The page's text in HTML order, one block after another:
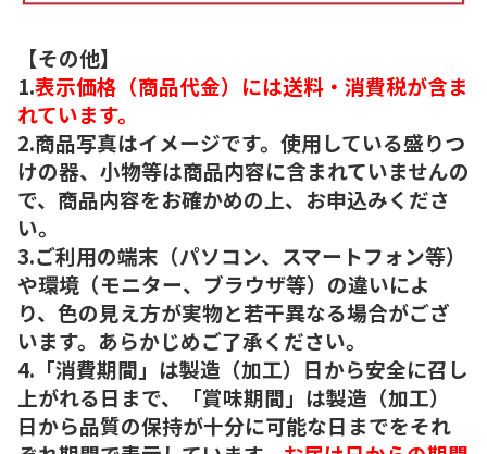
【その他】
1.表示価格（商品代金）には送料・消費税が含ま
れています。
2.商品写真はイメージです。使用している盛りつ
けの器、小物等は商品内容に含まれていませんの
で、商品内容をお確かめの上、お申込みくださ
い。
3.ご利用の端末（パソコン、スマートフォン等）
や環境（モニター、ブラウザ等）の違いによ
り、色の見え方が実物と若干異なる場合がござ
います。あらかじめご了承ください。
4.「消費期間」は製造（加工）日から安全に召し
上がれる日まで、「賞味期間」は製造（加工）
日から品質の保持が十分に可能な日までをそれ